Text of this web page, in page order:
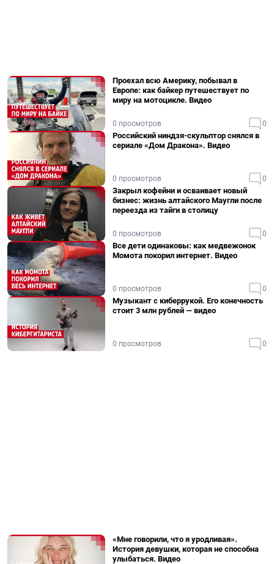
Проехал всю Америку, побывал в
Европе: как байкер путешествует по
миру на мотоцикле. Видео
0 просмотров 0
Российский ниндзя-скульптор снялся в
сериале «Дом Дракона». Видео
0 просмотров 0
Закрыл кофейни и осваивает новый
бизнес: жизнь алтайского Маугли после
переезда из тайги в столицу
0 просмотров 0
Все дети одинаковы: как медвежонок
Момота покорил интернет. Видео
0 просмотров 0
Музыкант с киберрукой. Его конечность
стоит 3 млн рублей — видео
0 просмотров 0
«Мне говорили, что я уродливая».
История девушки, которая не способна
улыбаться. Видео